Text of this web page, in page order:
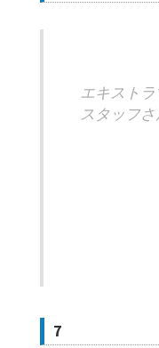
エキスト
スタッフ
7